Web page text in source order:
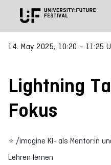
14. May 2025, 10:20 – 11:25
Lightning
Fokus
⭐ /imagine KI- als Mentor:in
Lehren lernen